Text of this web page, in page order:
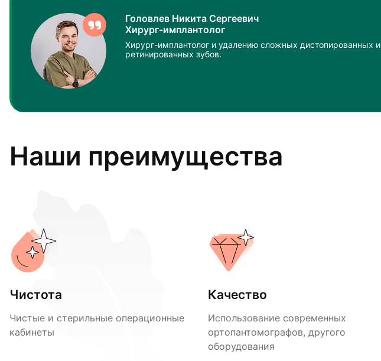
Головлев Никита Сергеевич
Хирург-имплантолог
Хирург-имплантолог и удалению сложных дистопированных и
ретинированных зубов.
Наши преимущества
Чистота
Чистые и стерильные операционные
кабинеты
Качество
Использование современных
ортопантомографов, другого
оборудования